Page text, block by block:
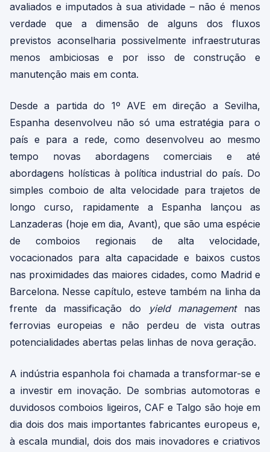
avaliados e imputados à sua atividade – não é menos
verdade que a dimensão de alguns dos fluxos
previstos aconselharia possivelmente infraestruturas
menos ambiciosas e por isso de construção e
manutenção mais em conta.
Desde a partida do 1º AVE em direção a Sevilha,
Espanha desenvolveu não só uma estratégia para o
país e para a rede, como desenvolveu ao mesmo
tempo novas abordagens comerciais e até
abordagens holísticas à política industrial do país. Do
simples comboio de alta velocidade para trajetos de
longo curso, rapidamente a Espanha lançou as
Lanzaderas (hoje em dia, Avant), que são uma espécie
de comboios regionais de alta velocidade,
vocacionados para alta capacidade e baixos custos
nas proximidades das maiores cidades, como Madrid e
Barcelona. Nesse capítulo, esteve também na linha da
frente da massificação do
yield managementnas
ferrovias europeias e não perdeu de vista outras
potencialidades abertas pelas linhas de nova geração.
A indústria espanhola foi chamada a transformar-se e
a investir em inovação. De sombrias automotoras e
duvidosos comboios ligeiros, CAF e Talgo são hoje em
dia dois dos mais importantes fabricantes europeus e,
à escala mundial, dois dos mais inovadores e criativos